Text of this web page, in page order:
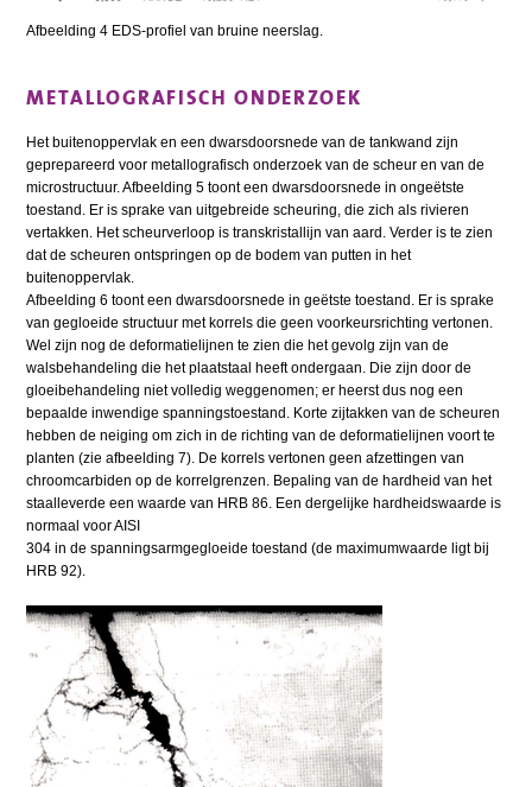
Afbeelding 4 EDS-profiel van bruine neerslag.
METALLOGRAFISCH ONDERZOEK
Het buitenoppervlak en een dwarsdoorsnede van de tankwand zijn
geprepareerd voor metallografisch onderzoek van de scheur en van de
microstructuur. Afbeelding 5 toont een dwarsdoorsnede in ongeëtste
toestand. Er is sprake van uitgebreide scheuring, die zich als rivieren
vertakken. Het scheurverloop is transkristallijn van aard. Verder is te zien
dat de scheuren ontspringen op de bodem van putten in het
buitenoppervlak.
Afbeelding 6 toont een dwarsdoorsnede in geëtste toestand. Er is sprake
van gegloeide structuur met korrels die geen voorkeursrichting vertonen.
Wel zijn nog de deformatielijnen te zien die het gevolg zijn van de
walsbehandeling die het plaatstaal heeft ondergaan. Die zijn door de
gloeibehandeling niet volledig weggenomen; er heerst dus nog een
bepaalde inwendige spanningstoestand. Korte zijtakken van de scheuren
hebben de neiging om zich in de richting van de deformatielijnen voort te
planten (zie afbeelding 7). De korrels vertonen geen afzettingen van
chroomcarbiden op de korrelgrenzen. Bepaling van de hardheid van het
staalleverde een waarde van HRB 86. Een dergelijke hardheidswaarde is
normaal voor AISI
304 in de spanningsarmgegloeide toestand (de maximumwaarde ligt bij
HRB 92).